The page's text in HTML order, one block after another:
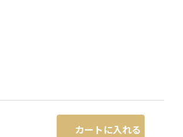
カートに入れる